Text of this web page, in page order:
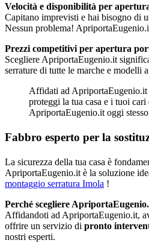
Velocità e disponibilità per
Capitano imprevisti e hai bisogno di
Nessun problema!
Prezzi competitivi per apertura
Scegliere ApriportaEugenio.it
serrature di tutte le marche e modelli
Affidati ad ApriportaEugenio.it
proteggi la tua casa e i tuoi
ApriportaEugenio.it oggi
Fabbro esperto per la
La sicurezza della tua casa è
ApriportaEugenio.it è la soluzione
montaggio serratura Imola !
Perché scegliere
Affidandoti ad ApriportaEugenio.it,
offrire un servizio di pronto
nostri esperti.